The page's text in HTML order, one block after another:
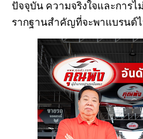
ปัจจุบัน ความจริงใจและการ
รากฐานสำคัญที่จะพาแบรนด์